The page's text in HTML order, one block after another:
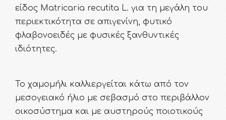
είδος Matricaria recutita L. για τη μεγάλη του
περιεκτικότητα σε απιγενίνη, φυτικό
φλαβονοειδές με φυσικές ξανθυντικές
ιδιότητες.
Το χαμομήλι καλλιεργείται κάτω από τον
μεσογειακό ήλιο με σεβασμό στο περιβάλλον
οικοσύστημα και με αυστηρούς ποιοτικούς